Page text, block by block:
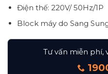
Điện thế: 220V/ 50Hz/1P
Block máy do Sang
Tư vấn miễn phí,